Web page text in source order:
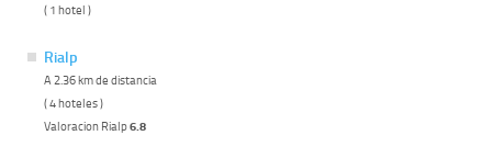
( 1 hotel )
Rialp
A 2.36 km de distancia
( 4 hoteles )
Valoracion Rialp6.8